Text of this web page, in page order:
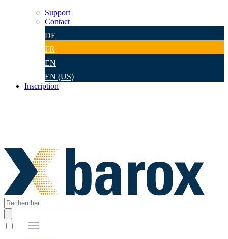
Support
Contact
DE
FR
EN
EN (US)
Inscription